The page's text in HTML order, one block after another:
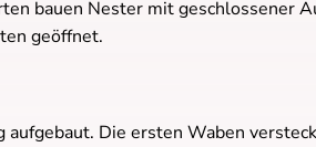
bauen Nester mit geschlossener
geöffnet.
Die ersten Waben